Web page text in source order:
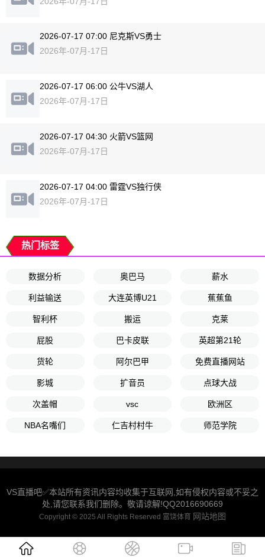
2026-07-17 07:00 尼克斯VS勇士
2026年-07月-17日
2026-07-17 06:00 公牛VS湖人
2026年-07月-17日
2026-07-17 04:30 火箭VS篮网
2026年-07月-17日
2026-07-17 04:00 雷霆VS独行侠
2026年-07月-17日
热门标签
数据分析 奥巴马 薪水
利益输送 大连英博U21 蕉蕉鱼
智利杯 搬运 克莱
屁股 巴卡皮联 英超第21轮
货轮 阿尔巴甲 免费直播网站
影城 扩音员 点球大战
次盖帽 vsc 欧洲区
NBA名嘴们 仁吉村村牛 师范学院
VS直播吧✅本站所有资讯内容均收集于互联网,如有侵权内容或不妥之
处,请您联系我们删除。敬请谅解!QQ2016690669
Copyright © 2025 All Rights Reserved 富饶体育 网站地图